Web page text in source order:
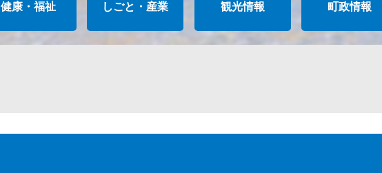
健康・福祉 しごと・産業 観光情報 町政情報